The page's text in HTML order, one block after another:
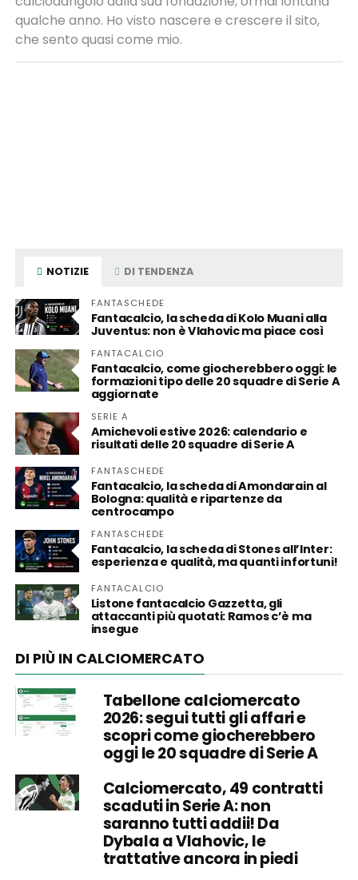
qualche anno. Ho visto nascere e crescere il sito,
che sento quasi come mio.
NOTIZIE DI TENDENZA
FANTASCHEDE
Fantacalcio, la scheda di Kolo Muani alla
Juventus: non è Vlahovic ma piace così
FANTACALCIO
Fantacalcio, come giocherebbero oggi: le
formazioni tipo delle 20 squadre di Serie A
aggiornate
SERIE A
Amichevoli estive 2026: calendario e
risultati delle 20 squadre di Serie A
FANTASCHEDE
Fantacalcio, la scheda di Amondarain al
Bologna: qualità e ripartenze da
centrocampo
FANTASCHEDE
Fantacalcio, la scheda di Stones all’Inter:
esperienza e qualità, ma quanti infortuni!
FANTACALCIO
Listone fantacalcio Gazzetta, gli
attaccanti più quotati: Ramos c’è ma
insegue
DI PIÙ IN CALCIOMERCATO
Tabellone calciomercato
2026: segui tutti gli affari e
scopri come giocherebbero
oggi le 20 squadre di Serie A
Calciomercato, 49 contratti
scaduti in Serie A: non
saranno tutti addii! Da
Dybala a Vlahovic, le
trattative ancora in piedi